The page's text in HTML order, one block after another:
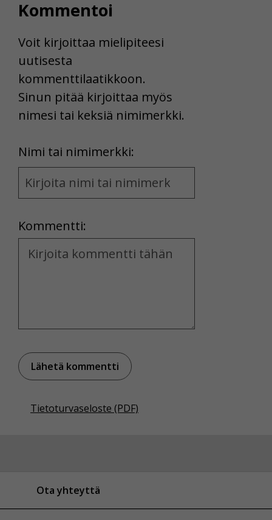
Kommentoi
Voit kirjoittaa mielipiteesi
uutisesta
kommenttilaatikkoon.
Sinun pitää kirjoittaa myös
nimesi tai keksiä nimimerkki.
Nimi tai nimimerkki:
Name
and
Kommentti:
Kommentti
Tietoturvaseloste (PDF)
Ota yhteyttä